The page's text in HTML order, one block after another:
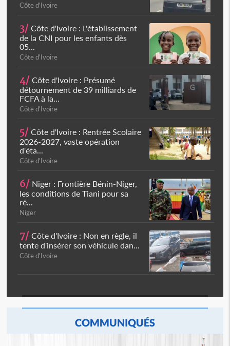
Côte d'Ivoire
3/ Côte d'Ivoire : L'établissement
de la CNI pour les enfants dès
05...
Côte d'Ivoire
4/ Côte d'Ivoire : Présumé
détournement de 39 milliards de
FCFA à la...
Côte d'Ivoire
5/ Côte d'Ivoire : Rentrée Scolaire
2026-2027, vaste opération
d'éta...
Côte d'Ivoire
6/ Niger : Frontière Bénin-Niger,
les conditions de Tiani pour sa
ré...
Niger
7/ Côte d'Ivoire : Non en règle, il
tente d'insérer son véhicule dan...
Côte d'Ivoire
COMMUNIQUÉS